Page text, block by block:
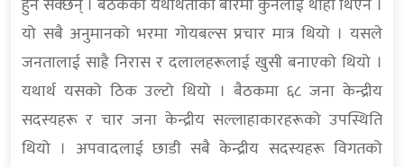
यो सबै अनुमानको भरमा गोयबल्स प्रचार मात्र थियो । यसले
जनतालाई साह्रै निरास र दलालहरूलाई खुसी बनाएको थियो ।
यथार्थ यसको ठिक उल्टो थियो । बैठकमा ६८ जना केन्द्रीय
सदस्यहरू र चार जना केन्द्रीय सल्लाहाकारहरूको उपस्थिति
थियो । अपवादलाई छाडी सबै केन्द्रीय सदस्यहरू विगतको